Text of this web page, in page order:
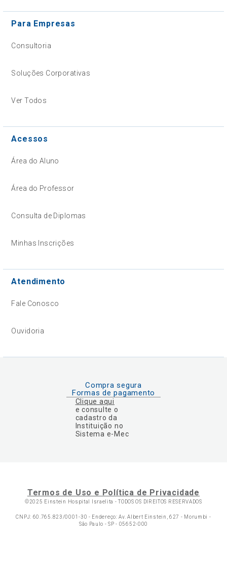
Para Empresas
Consultoria
Soluções Corporativas
Ver Todos
Acessos
Área do Aluno
Área do Professor
Consulta de Diplomas
Minhas Inscrições
Atendimento
Fale Conosco
Ouvidoria
Compra segura
Formas de pagamento
Clique aqui
e consulte o
cadastro da
Instituição no
Sistema e-Mec
Termos de Uso e Política de Privacidade
©2025 Einstein Hospital Israelita - TODOS OS DIREITOS RESERVADOS
CNPJ: 60.765.823/0001-30 - Endereço: Av. Albert Einstein, 627 - Morumbi -
São Paulo - SP - 05652-000